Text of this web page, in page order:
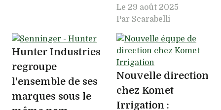
Le 29 août 2025
Par Scarabelli
Hunter Industries
regroupe
l'ensemble de ses
marques sous le
Nouvelle direction
chez Komet
Irrigation :